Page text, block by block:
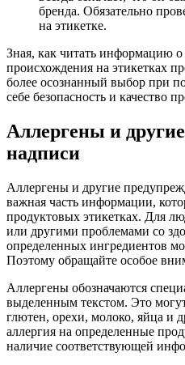
бренда. Обязательно
на этикетке.
Зная, как читать информацию о
происхождения на этикетках
более осознанный выбор при
себе безопасность и качество
Аллергены и
надписи
Аллергены и другие
важная часть информации,
продуктовых этикетках. Для
или другими проблемами со
определенных ингредиентов
Поэтому обращайте особое
Аллергены обозначаются
выделенным текстом. Это
глютен, орехи, молоко, яйца и
аллергия на определенные
наличие соответствующей